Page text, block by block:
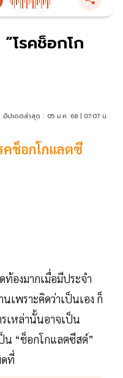
รคช็อกโก
อัปเดตล่าสุด : 05 ม.ค. 68 | 07:07 น.
คช็อกโกแลตซี
ท้องมากเมื่อมีประจำ
เพราะคิดว่าเป็นเอง ก็
เหล่านั้นอาจเป็น
น “ช็อกโกแลตซีสต์”
ที่